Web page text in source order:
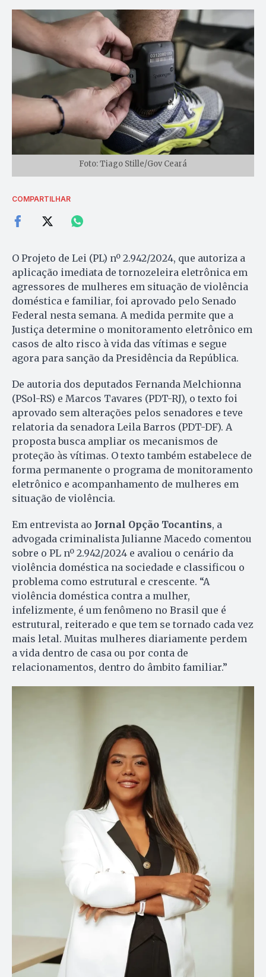
Foto: Tiago Stille/Gov Ceará
COMPARTILHAR
O Projeto de Lei (PL) nº 2.942/2024, que autoriza a
aplicação imediata de tornozeleira eletrônica em
agressores de mulheres em situação de violência
doméstica e familiar, foi aprovado pelo Senado
Federal nesta semana. A medida permite que a
Justiça determine o monitoramento eletrônico em
casos de alto risco à vida das vítimas e segue
agora para sanção da Presidência da República.
De autoria dos deputados Fernanda Melchionna
(PSol-RS) e Marcos Tavares (PDT-RJ), o texto foi
aprovado sem alterações pelos senadores e teve
relatoria da senadora Leila Barros (PDT-DF). A
proposta busca ampliar os mecanismos de
proteção às vítimas. O texto também estabelece de
forma permanente o programa de monitoramento
eletrônico e acompanhamento de mulheres em
situação de violência.
Em entrevista ao Jornal Opção Tocantins, a
advogada criminalista Julianne Macedo comentou
sobre o PL nº 2.942/2024 e avaliou o cenário da
violência doméstica na sociedade e classificou o
problema como estrutural e crescente. “A
violência doméstica contra a mulher,
infelizmente, é um fenômeno no Brasil que é
estrutural, reiterado e que tem se tornado cada vez
mais letal. Muitas mulheres diariamente perdem
a vida dentro de casa ou por conta de
relacionamentos, dentro do âmbito familiar.”